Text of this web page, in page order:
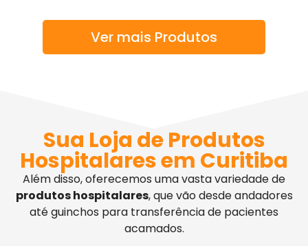
Ver mais Produtos
Sua Loja de Produtos
Hospitalares em Curitiba
Além disso, oferecemos uma vasta variedade de
produtos hospitalares, que vão desde andadores
até guinchos para transferência de pacientes
acamados.